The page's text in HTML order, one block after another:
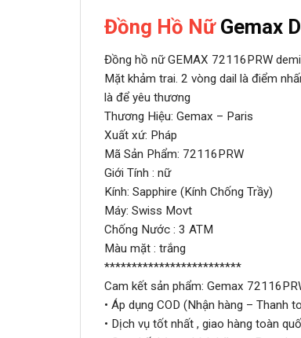
Đồng Hồ NữGemax
Đồng hồ nữ GEMAX 72116PRW
Mặt khảm trai. 2 vòng dail là điểm
là để yêu thương
Thương Hiệu: Gemax – Paris
Xuất xứ: Pháp
Mã Sản Phẩm: 72116PRW
Giới Tính : nữ
Kính: Sapphire (Kính Chống Trầy)
Máy: Swiss Movt
Chống Nước : 3 ATM
Màu mặt : trắng
*************************
Cam kết sản phẩm: Gemax
• Áp dụng COD (Nhận hàng – Thanh
• Dịch vụ tốt nhất , giao hàng toàn